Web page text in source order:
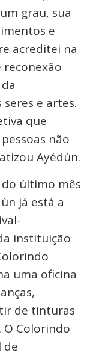
grau, sua
e
acreditei na
e artes.
que
não
Ayédùn.
último mês
já está a
instituição
uma oficina
de tinturas
Colorindo
de